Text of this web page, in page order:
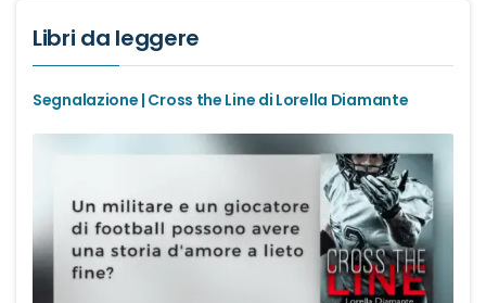
New adult
Office romance
Paranormal romance
Libri da leggere
Segnalazione | Cross the Line di Lorella Diamante